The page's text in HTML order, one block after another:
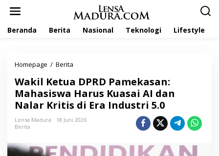
Beranda Berita Nasional Teknologi Lifestyle
Homepage / Berita
k
K
e
a
Wakil Ketua DPRD Pamekasan:
Mahasiswa Harus Kuasai AI dan
Nalar Kritis di Era Industri 5.0
Lensa Madura
18 Juni 2026
Berita